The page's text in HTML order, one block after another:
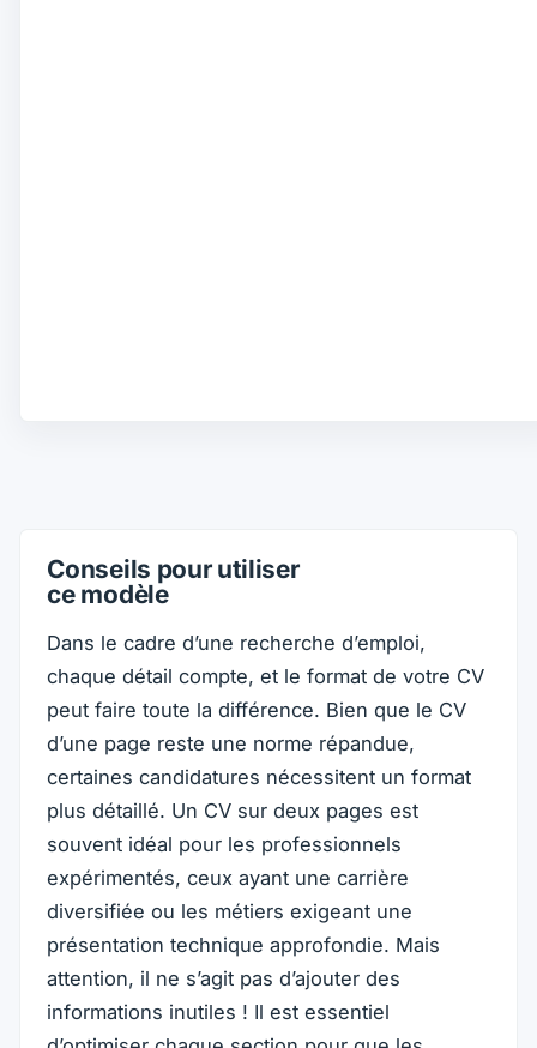
Conseils pour utiliser
ce modèle
Dans le cadre d’une recherche d’emploi,
chaque détail compte, et le format de votre CV
peut faire toute la différence. Bien que le CV
d’une page reste une norme répandue,
certaines candidatures nécessitent un format
plus détaillé. Un CV sur deux pages est
souvent idéal pour les professionnels
expérimentés, ceux ayant une carrière
diversifiée ou les métiers exigeant une
présentation technique approfondie. Mais
attention, il ne s’agit pas d’ajouter des
informations inutiles ! Il est essentiel